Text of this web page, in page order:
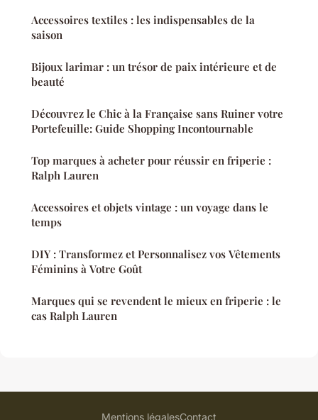
Accessoires textiles : les indispensables de la
saison
Bijoux larimar : un trésor de paix intérieure et de
beauté
Découvrez le Chic à la Française sans Ruiner votre
Portefeuille: Guide Shopping Incontournable
Top marques à acheter pour réussir en friperie :
Ralph Lauren
Accessoires et objets vintage : un voyage dans le
temps
DIY : Transformez et Personnalisez vos Vêtements
Féminins à Votre Goût
Marques qui se revendent le mieux en friperie : le
cas Ralph Lauren
Mentions légalesContact